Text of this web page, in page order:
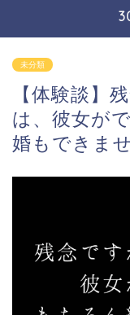
未分類
【体験談】
は、彼女が
婚もできませ